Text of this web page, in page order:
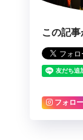
この記
フォロ